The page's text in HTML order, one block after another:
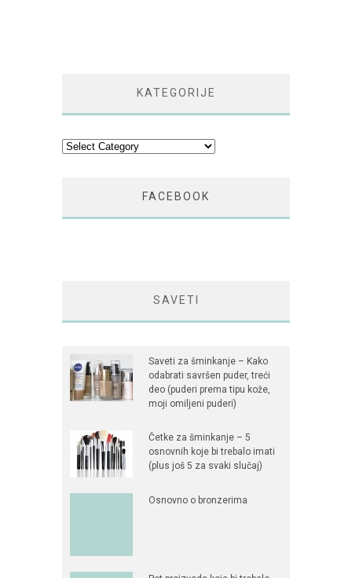
KATEGORIJE
Kategorije
FACEBOOK
SAVETI
Saveti za šminkanje – Kako
odabrati savršen puder, treći
deo (puderi prema tipu kože,
moji omiljeni puderi)
Četke za šminkanje – 5
osnovnih koje bi trebalo imati
(plus još 5 za svaki slučaj)
Osnovno o bronzerima